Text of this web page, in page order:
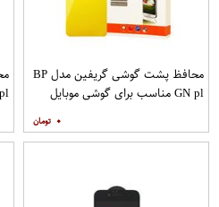
محافظ پشت گوشی گریفین مدل BP
GN pl مناسب برای گوشی موبایل
۰